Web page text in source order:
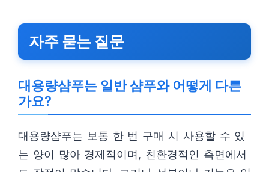
자주 묻는 질문
대용량샴푸는 일반 샴푸와 어떻게 다른
가요?
대용량샴푸는 보통 한 번 구매 시 사용할 수 있
는 양이 많아 경제적이며, 친환경적인 측면에서